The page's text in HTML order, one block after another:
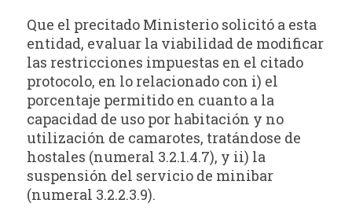
Que el precitado Ministerio solicitó a esta
entidad, evaluar la viabilidad de modificar
las restricciones impuestas en el citado
protocolo, en lo relacionado con i) el
porcentaje permitido en cuanto a la
capacidad de uso por habitación y no
utilización de camarotes, tratándose de
hostales (numeral 3.2.1.4.7), y ii) la
suspensión del servicio de minibar
(numeral 3.2.2.3.9).